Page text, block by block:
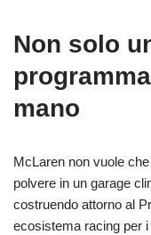
Non solo
mano
McLaren non vuole
polvere in un garage
costruendo attorno al
ecosistema racing per i